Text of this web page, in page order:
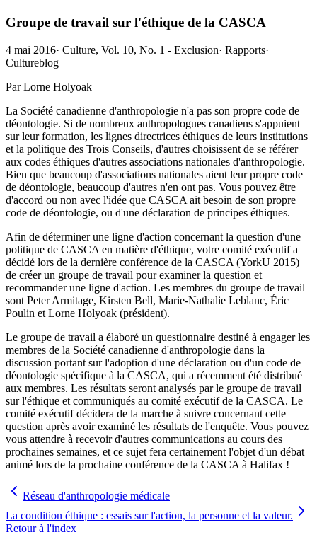
Groupe de travail sur l'éthique de la CASCA
4 mai 2016· Culture, Vol. 10, No. 1 - Exclusion· Rapports·
Cultureblog
Par Lorne Holyoak
La Société canadienne d'anthropologie n'a pas son propre code de
déontologie. Si de nombreux anthropologues canadiens s'appuient
sur leur formation, les lignes directrices éthiques de leurs institutions
et la politique des Trois Conseils, d'autres choisissent de se référer
aux codes éthiques d'autres associations nationales d'anthropologie.
Bien que beaucoup d'associations nationales aient leur propre code
de déontologie, beaucoup d'autres n'en ont pas. Vous pouvez être
d'accord ou non avec l'idée que CASCA ait besoin de son propre
code de déontologie, ou d'une déclaration de principes éthiques.
Afin de déterminer une ligne d'action concernant la question d'une
politique de CASCA en matière d'éthique, votre comité exécutif a
décidé lors de la dernière conférence de la CASCA (YorkU 2015)
de créer un groupe de travail pour examiner la question et
recommander une ligne d'action. Les membres du groupe de travail
sont Peter Armitage, Kirsten Bell, Marie-Nathalie Leblanc, Éric
Poulin et Lorne Holyoak (président).
Le groupe de travail a élaboré un questionnaire destiné à engager les
membres de la Société canadienne d'anthropologie dans la
discussion portant sur l'adoption d'une déclaration ou d'un code de
déontologie spécifique à la CASCA, qui a récemment été distribué
aux membres. Les résultats seront analysés par le groupe de travail
sur l'éthique et communiqués au comité exécutif de la CASCA. Le
comité exécutif décidera de la marche à suivre concernant cette
question après avoir examiné les résultats de l'enquête. Vous pouvez
vous attendre à recevoir d'autres communications au cours des
prochaines semaines, et ce sujet fera certainement l'objet d'un débat
animé lors de la prochaine conférence de la CASCA à Halifax !
Réseau d'anthropologie médicale
La condition éthique : essais sur l'action, la personne et la valeur.
Retour à l'index